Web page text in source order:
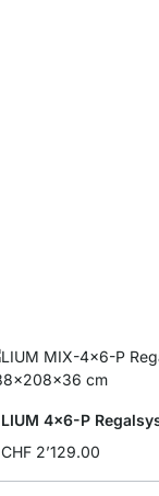
LIUM 4x6-P
CHF 2’129.00